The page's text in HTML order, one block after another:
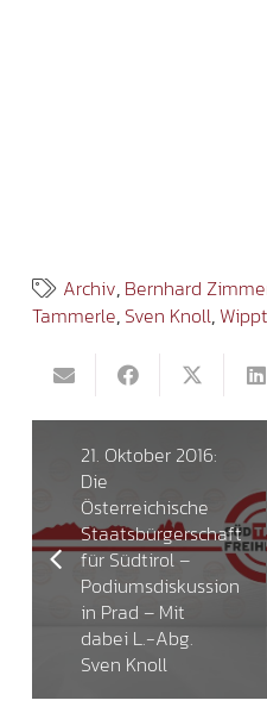
Archiv, Bernhard
Tammerle, Sven Knoll,
21. Oktober 2016:
Die
Österreichische
Staatsbürgerschaft
für Südtirol –
Podiumsdiskussion
in Prad – Mit
dabei L.-Abg.
Sven Knoll